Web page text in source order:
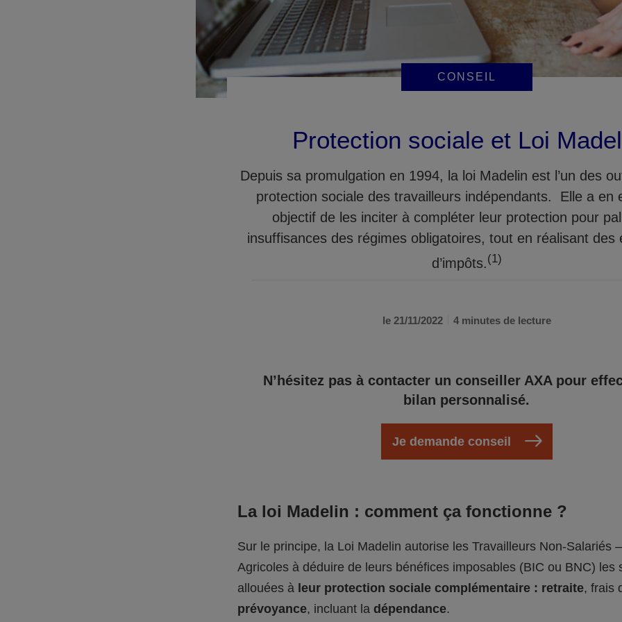
CONSEIL
le 21/11/2022 4 minutes de lecture
Protection sociale et Loi
Depuis sa promulgation en 1994, la loi Madelin est l’un des
protection sociale des travailleurs indépendants. Elle a en
objectif de les inciter à compléter leur protection pour
insuffisances des régimes obligatoires, tout en réalisant des
d’impôts.(1)
N’hésitez pas à contacter un conseiller AXA pour
bilan personnalisé.
Je demande conseil
La loi Madelin : comment ça fonctionne ?
Sur le principe, la Loi Madelin autorise les Travailleurs Non-Salariés
Agricoles à déduire de leurs bénéfices imposables (BIC ou BNC) les
allouées à leur protection sociale complémentaire : retraite, frais
prévoyance, incluant la dépendance.